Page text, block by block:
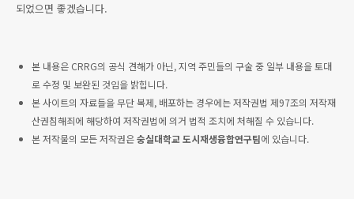
되었으면 좋겠습니다.
본 내용은 CRRG의 공식 견해가 아닌, 지역 주민들의 구술 중 일부 내용을 토대
로 수정 및 보완된 것임을 밝힙니다.
본 사이트의 자료들을 무단 복제, 배포하는 경우에는 저작권법 제97조의 저작재
산권침해죄에 해당하여 저작권법에 의거 법적 조치에 처해질 수 있습니다.
본 저작물의 모든 저작권은숭실대학교 도시재생융합연구팀에 있습니다.